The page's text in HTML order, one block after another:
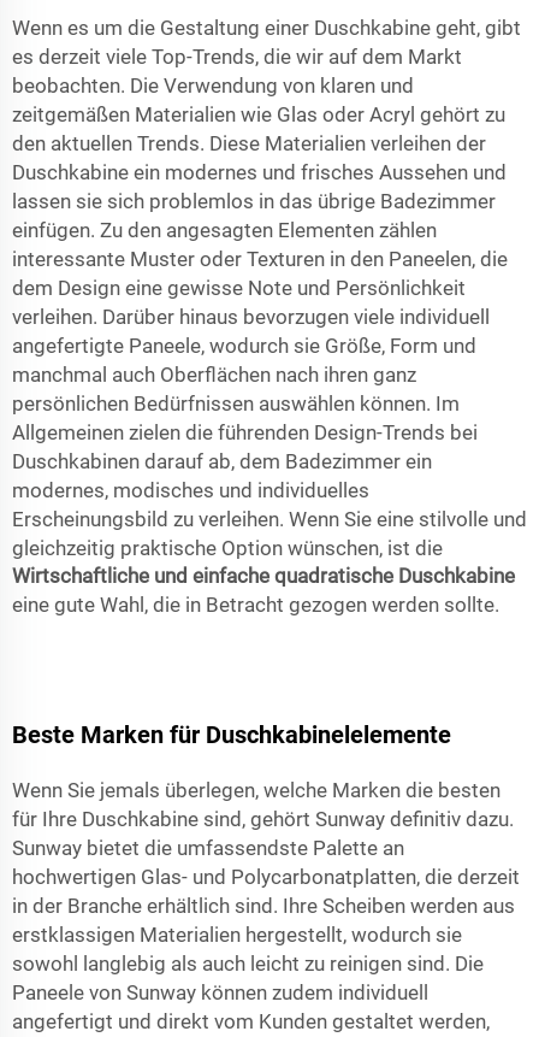
Wenn es um die Gestaltung einer Duschkabine geht, gibt
es derzeit viele Top-Trends, die wir auf dem Markt
beobachten. Die Verwendung von klaren und
zeitgemäßen Materialien wie Glas oder Acryl gehört zu
den aktuellen Trends. Diese Materialien verleihen der
Duschkabine ein modernes und frisches Aussehen und
lassen sie sich problemlos in das übrige Badezimmer
einfügen. Zu den angesagten Elementen zählen
interessante Muster oder Texturen in den Paneelen, die
dem Design eine gewisse Note und Persönlichkeit
verleihen. Darüber hinaus bevorzugen viele individuell
angefertigte Paneele, wodurch sie Größe, Form und
manchmal auch Oberflächen nach ihren ganz
persönlichen Bedürfnissen auswählen können. Im
Allgemeinen zielen die führenden Design-Trends bei
Duschkabinen darauf ab, dem Badezimmer ein
modernes, modisches und individuelles
Erscheinungsbild zu verleihen. Wenn Sie eine stilvolle und
gleichzeitig praktische Option wünschen, ist die
Wirtschaftliche und einfache quadratische Duschkabine
eine gute Wahl, die in Betracht gezogen werden sollte.
Beste Marken für Duschkabinelelemente
Wenn Sie jemals überlegen, welche Marken die besten
für Ihre Duschkabine sind, gehört Sunway definitiv dazu.
Sunway bietet die umfassendste Palette an
hochwertigen Glas- und Polycarbonatplatten, die derzeit
in der Branche erhältlich sind. Ihre Scheiben werden aus
erstklassigen Materialien hergestellt, wodurch sie
sowohl langlebig als auch leicht zu reinigen sind. Die
Paneele von Sunway können zudem individuell
angefertigt und direkt vom Kunden gestaltet werden,